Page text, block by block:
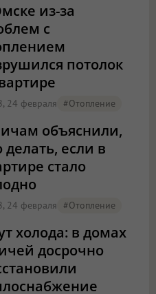
из-за
с
потолок
24 февраля #отопление
объяснили,
делать, если в
стало
24 февраля #отопление
холода: в домах
досрочно